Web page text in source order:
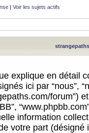
| Voir les sujets actifs
explique en détail
ici par “nous”,
forum”)
information
votre part (désigné